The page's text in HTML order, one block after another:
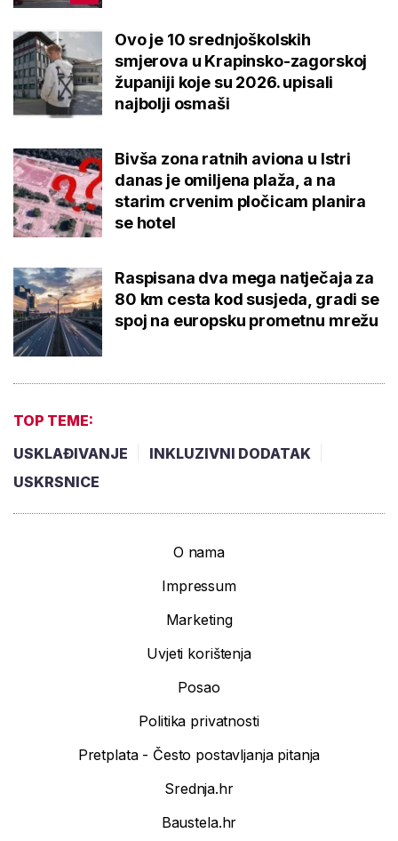
Ovo je 10 srednjoškolskih
smjerova u Krapinsko-zagorskoj
županiji koje su 2026. upisali
najbolji osmaši
Bivša zona ratnih aviona u Istri
danas je omiljena plaža, a na
starim crvenim pločicam planira
se hotel
Raspisana dva mega natječaja za
80 km cesta kod susjeda, gradi se
spoj na europsku prometnu mrežu
TOP TEME:
USKLAĐIVANJE
INKLUZIVNI DODATAK
USKRSNICE
O nama
Impressum
Marketing
Uvjeti korištenja
Posao
Politika privatnosti
Pretplata - Često postavljanja pitanja
Srednja.hr
Baustela.hr